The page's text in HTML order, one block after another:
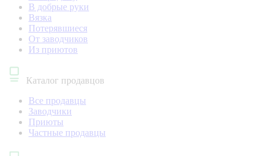
В добрые руки
Вязка
Потерявшиеся
От заводчиков
Из приютов
Каталог продавцов
Все продавцы
Заводчики
Приюты
Частные продавцы